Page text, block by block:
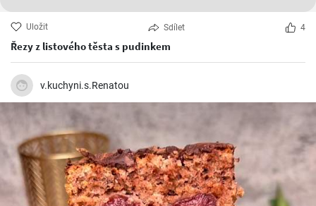
Uložit Sdílet 4
Řezy z listového těsta s pudinkem
v.kuchyni.s.Renatou